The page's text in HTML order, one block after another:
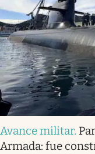
Avance militar.
Armada: fue